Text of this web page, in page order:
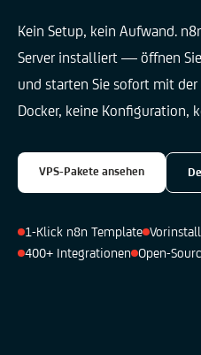
Virtual Server
Features
Kein Setup, kein Aufwand.
Server installiert — öffnen
und starten Sie sofort mit
Docker, keine Konfiguration,
VPS-Pakete ansehen
1-Klick n8n Template
400+ Integrationen Open-